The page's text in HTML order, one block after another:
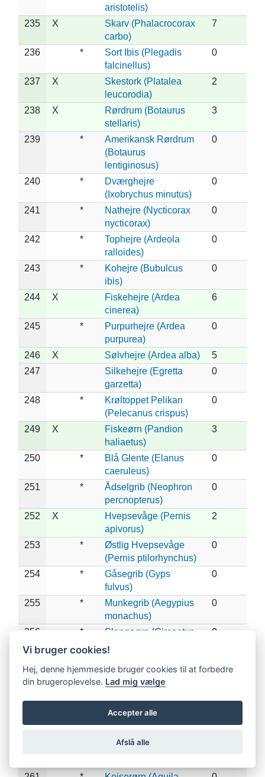
aristotelis)
235 X
Skarv (Phalacrocorax
carbo)
7
236 *
Sort Ibis (Plegadis
falcinellus)
0
237 X
Skestork (Platalea
leucorodia)
2
238 X
Rørdrum (Botaurus
stellaris)
3
239 *
Amerikansk Rørdrum
(Botaurus
lentiginosus)
0
240 *
Dværghejre
(Ixobrychus minutus)
0
241 *
Nathejre (Nycticorax
nycticorax)
0
242 *
Tophejre (Ardeola
ralloides)
0
243 *
Kohejre (Bubulcus
ibis)
0
244 X
Fiskehejre (Ardea
cinerea)
6
245 *
Purpurhejre (Ardea
purpurea)
0
246 X Sølvhejre (Ardea alba)
5
247
Silkehejre (Egretta
garzetta)
0
248 *
Krøltoppet Pelikan
(Pelecanus crispus)
0
249 X
Fiskeørn (Pandion
haliaetus)
3
250 *
Blå Glente (Elanus
caeruleus)
0
251 *
Ådselgrib (Neophron
percnopterus)
0
252 X
Hvepsevåge (Pernis
apivorus)
2
253 *
Østlig Hvepsevåge
(Pernis ptilorhynchus)
0
254 *
Gåsegrib (Gyps
fulvus)
0
255 *
Munkegrib (Aegypius
monachus)
0
256 *
Slangeørn (Circaetus
gallicus)
0
(Clanga pomarina)
Stor Skrigeørn
(Clanga clanga)
Dværgørn (Hieraaetus
Steppeørn (Aquila
Vi bruger cookies!
Hej, denne hjemmeside bruger cookies til at forbedre
din brugeroplevelse. Lad mig vælge
Accepter alle
Afslå alle